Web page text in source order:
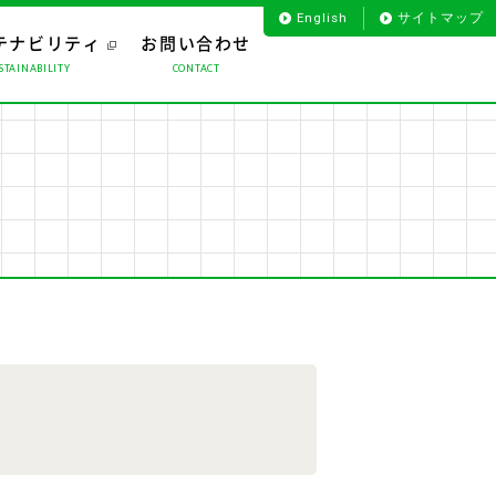
English サイトマップ
客様のお声から
役員一覧 会社沿革 組織図
プロダクト 海外事業 ライフサポート
ナビリティ お問い合わせ
CONTACT